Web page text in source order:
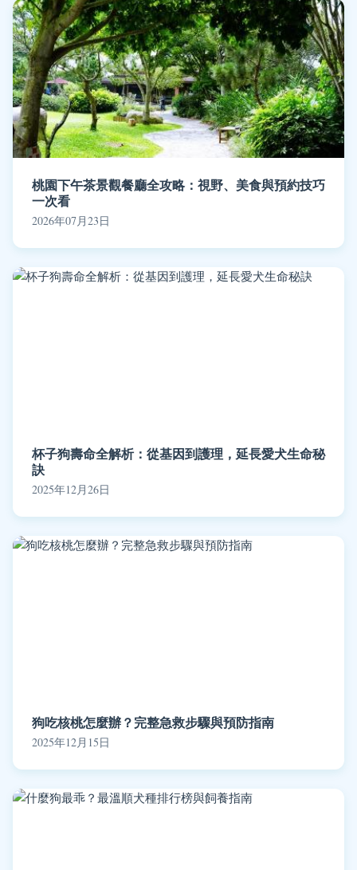
桃園下午茶景觀餐廳全攻略：視野、美食與預約技巧
一次看
2026年07月23日
杯子狗壽命全解析：從基因到護理，延長愛犬生命秘
訣
2025年12月26日
狗吃核桃怎麼辦？完整急救步驟與預防指南
2025年12月15日